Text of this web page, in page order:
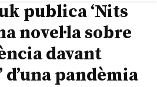
publica ‘Nits
novel·la sobre
davant
d’una pandèmia